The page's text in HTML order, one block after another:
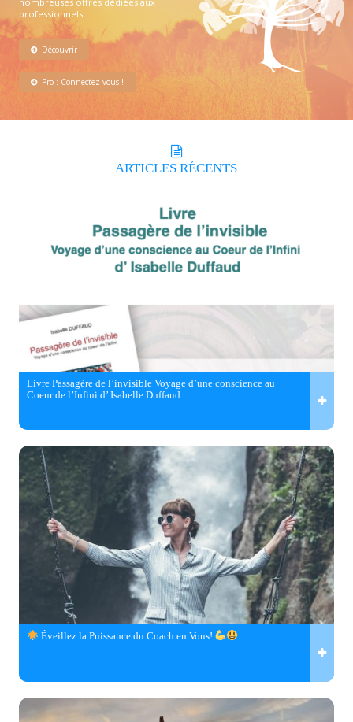
professionnels.
Découvrir
Pro : Connectez-vous !
ARTICLES RÉCENTS
Livre Passagère de l’invisible Voyage d’une conscience au
Coeur de l’Infini d’ Isabelle Duffaud
Éveillez la Puissance du Coach en Vous!